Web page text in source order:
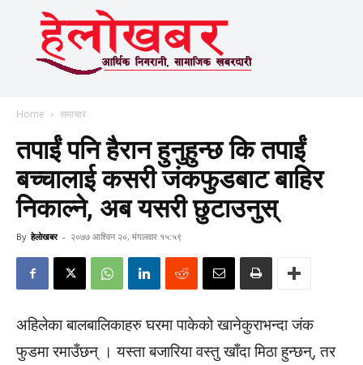
Home समाचार
तपाईं पनि हैरान हुनुहुन्छ कि तपाईं
बच्चालाई कसरी जंकफुडबाट बाहिर
निकाल्ने, अब यसरी छुटाउनुस्
By हेलाेखबर - २०७७ आश्विन २०, मंगलवार १५:५९
अहिलेका बालबालिकाहरु घरमा पाकेको खानेकुराभन्दा जंक
फुडमा रमाउँछन् । यस्ता बजारिया वस्तु खाँदा मिठा हुन्छन्, तर